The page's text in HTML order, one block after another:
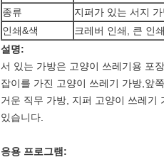
종류
지퍼가 있는 서지
인쇄&색
크레버 인쇄, 큰 인
설명:
서 있는 가방은 고양이 쓰레기용 포
잡이를 가진 고양이 쓰레기 가방,앞
거운 직무 가방, 지퍼 고양이 쓰레기
있습니다.
응용 프로그램: